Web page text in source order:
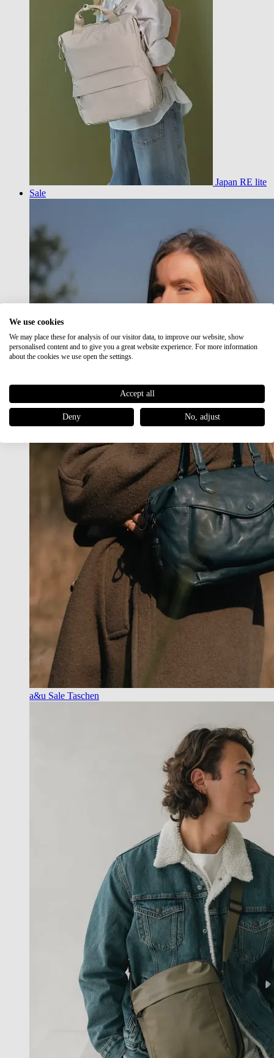
Japan RE lite
Sale
a&u Sale Taschen
We use cookies
We may place these for analysis of our visitor data, to improve our website, show
personalised content and to give you a great website experience. For more information
about the cookies we use open the settings.
Accept all
Deny No, adjust